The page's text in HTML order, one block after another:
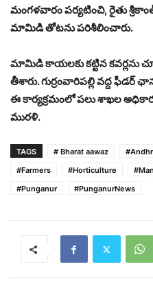
మంగళవారం పర్యటించి, రైతు
మామిడి తోటను పరిశీలించారు.
మామిడి కాయలకు కట్టిన కవర్లను
తీశారు. గుర్రంవారిపల్లి వద్ద ఫీడర్
ఈ కార్యక్రమంలో పలు శాఖల
మురళి.
TAGS # Bharat aawaz
#Farmers
#Horticulture
#Punganur
#PunganurNews